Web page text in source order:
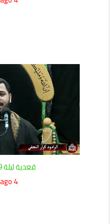
قعدية ليلة 9 محرم 1442
4 years ago